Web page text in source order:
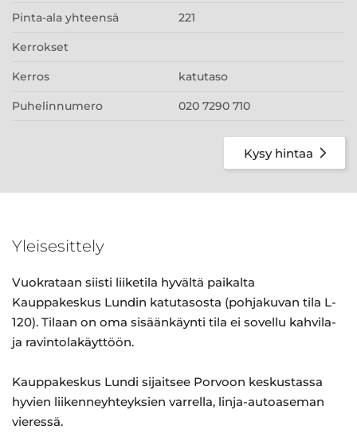
Pinta-ala yhteensä 221
Kerrokset
Kerros katutaso
Puhelinnumero 020 7290 710
Kysy hintaa
Yleisesittely
Vuokrataan siisti liiketila hyvältä paikalta
Kauppakeskus Lundin katutasosta (pohjakuvan tila L-
120). Tilaan on oma sisäänkäynti tila ei sovellu kahvila-
ja ravintolakäyttöön.
Kauppakeskus Lundi sijaitsee Porvoon keskustassa
hyvien liikenneyhteyksien varrella, linja-autoaseman
vieressä.